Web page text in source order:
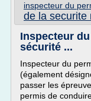
inspecteur du
de la securite
Inspecteur
sécurité ...
Inspecteur du
(également
passer les
permis de